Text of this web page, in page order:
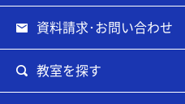
資料請求･お問い合わせ
教室を探す